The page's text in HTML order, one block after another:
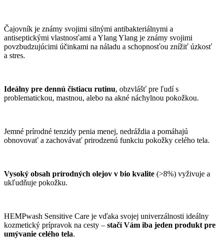
Čajovník je známy svojimi silnými antibakteriálnymi a
antiseptickými vlastnosťami a Ylang Ylang je známy svojimi
povzbudzujúcimi účinkami na náladu a schopnosťou znížiť úzkosť
a stres.
Ideálny pre dennú čistiacu rutinu, obzvlášť pre ľudí s
problematickou, mastnou, alebo na akné náchylnou pokožkou.
Jemné prírodné tenzidy penia menej, nedráždia a pomáhajú
obnovovať a zachovávať prirodzenú funkciu pokožky celého tela.
Vysoký obsah prírodných olejov v bio kvalite (>8%) vyživuje a
ukľudňuje pokožku.
HEMPwash Sensitive Care je vďaka svojej univerzálnosti ideálny
kozmetický prípravok na cesty – stačí Vám iba jeden produkt pre
umývanie celého tela.